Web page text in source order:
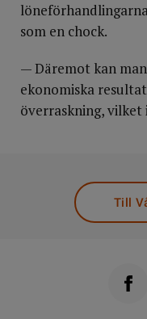
som en chock.
— Däremot kan
ekonomiska
överraskning, vilket
Till